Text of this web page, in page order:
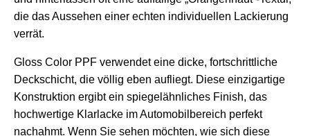
die das Aussehen einer echten individuellen Lackierung
verrät.
Gloss Color PPF verwendet eine dicke, fortschrittliche
Deckschicht, die völlig eben aufliegt. Diese einzigartige
Konstruktion ergibt ein spiegelähnliches Finish, das
hochwertige Klarlacke im Automobilbereich perfekt
nachahmt. Wenn Sie sehen möchten, wie sich diese